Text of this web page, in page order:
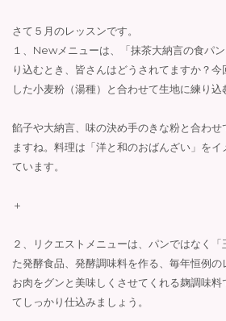
キ
ッ
プ
さて５月のレッスンです。
１、Newメニューは、「抹茶大納言の食パ
り込むとき、皆さんはどうされてますか？
した小麦粉（湯種）と合わせて生地に練り込
餡子や大納言、味の決め手のきな粉と合わせ
ますね。料理は「洋と和のおばんざい」をイ
ています。
＋
２、リクエストメニューは、パンではなく
た発酵食品、発酵調味料を作る、毎年恒例
お肉をグンと美味しくさせてくれる麹調味
てしっかり仕込みましょう。